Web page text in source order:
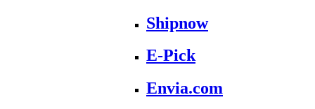
Shipnow
E-Pick
Envia.com